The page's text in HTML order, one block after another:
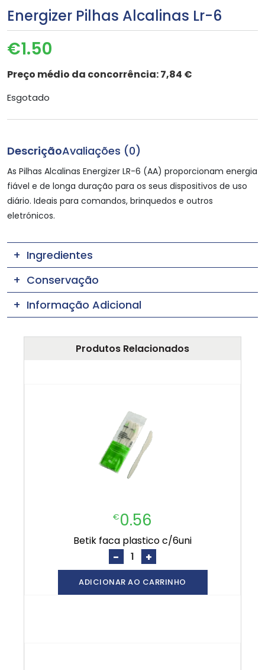
Energizer Pilhas Alcalinas Lr-6
€1.50
Preço médio da concorrência:7,84 €
Esgotado
DescriçãoAvaliações (0)
As Pilhas Alcalinas Energizer LR-6 (AA) proporcionam energia
fiável e de longa duração para os seus dispositivos de uso
diário. Ideais para comandos, brinquedos e outros
eletrónicos.
Ingredientes
Conservação
Informação Adicional
Produtos Relacionados
€0.56
betik faca plastico c/6uni
- +
ADICIONAR AO CARRINHO